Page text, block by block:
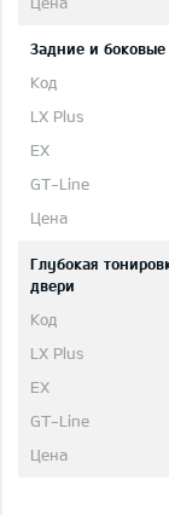
Задние и боковые
Глубокая
двери